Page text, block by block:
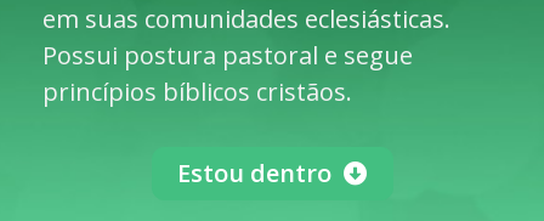
em suas comunidades eclesiásticas.
Possui postura pastoral e segue
princípios bíblicos cristãos.
Estou dentro